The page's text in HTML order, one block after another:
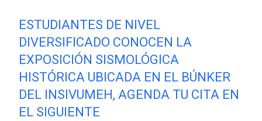
ESTUDIANTES DE NIVEL
DIVERSIFICADO CONOCEN LA
EXPOSICIÓN SISMOLÓGICA
HISTÓRICA UBICADA EN EL BÚNKER
DEL INSIVUMEH, AGENDA TU CITA EN
EL SIGUIENTE